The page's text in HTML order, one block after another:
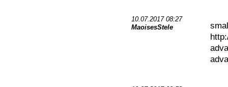
10.07.2017 08:27
MaoisesStele